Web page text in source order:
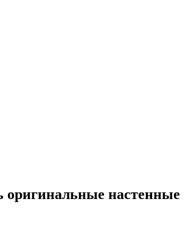
оригинальные настенные